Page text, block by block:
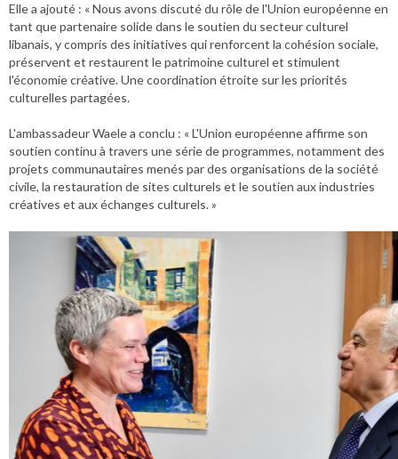
Elle a ajouté : « Nous avons discuté du rôle de l'Union européenne en
tant que partenaire solide dans le soutien du secteur culturel
libanais, y compris des initiatives qui renforcent la cohésion sociale,
préservent et restaurent le patrimoine culturel et stimulent
l'économie créative. Une coordination étroite sur les priorités
culturelles partagées.
L'ambassadeur Waele a conclu : « L'Union européenne affirme son
soutien continu à travers une série de programmes, notamment des
projets communautaires menés par des organisations de la société
civile, la restauration de sites culturels et le soutien aux industries
créatives et aux échanges culturels. »